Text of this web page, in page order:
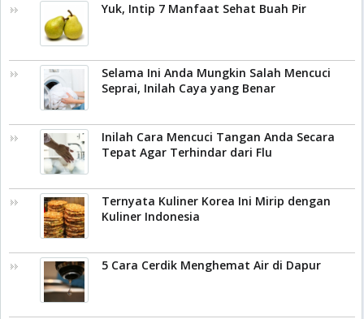
Yuk, Intip 7 Manfaat Sehat Buah Pir
Selama Ini Anda Mungkin Salah Mencuci
Seprai, Inilah Caya yang Benar
Inilah Cara Mencuci Tangan Anda Secara
Tepat Agar Terhindar dari Flu
Ternyata Kuliner Korea Ini Mirip dengan
Kuliner Indonesia
5 Cara Cerdik Menghemat Air di Dapur